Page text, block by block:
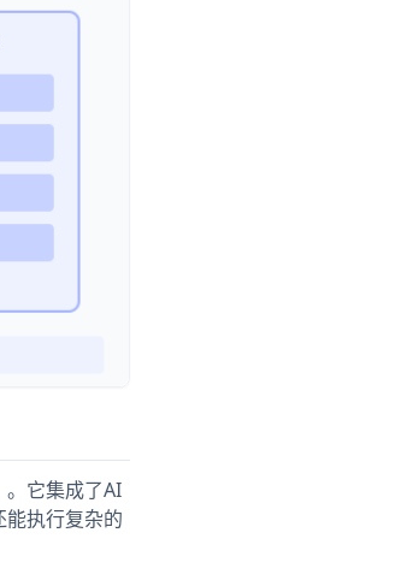
它集成了AI
执行复杂的